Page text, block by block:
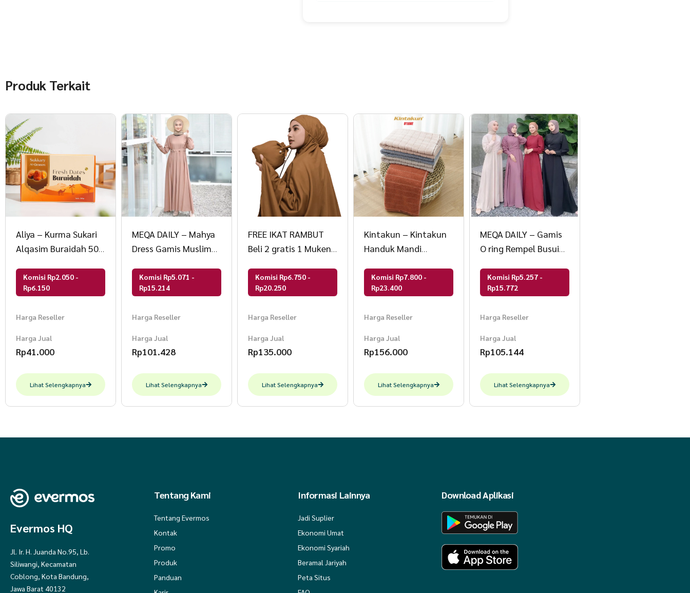
Produk Terkait
Aliya – Kurma Sukari
Alqasim Buraidah 500
Komisi Rp2.050 -
Rp6.150
Harga Reseller
Harga Jual
Rp41.000
Lihat Selengkapnya
MEQA DAILY – Mahya
Dress Gamis Muslim
Komisi Rp5.071 -
Rp15.214
Harga Reseller
Harga Jual
Rp101.428
Lihat Selengkapnya
FREE IKAT RAMBUT
Beli 2 gratis 1 Mukena
Mutiara
Komisi Rp6.750 -
Rp20.250
Harga Reseller
Harga Jual
Rp135.000
Lihat Selengkapnya
Kintakun – Kintakun
Handuk Mandi
Towel Tama DLUXE
Komisi Rp7.800 -
Rp23.400
Harga Reseller
Harga Jual
Rp156.000
Lihat Selengkapnya
MEQA DAILY – Gamis
O ring Rempel Busui
Komisi Rp5.257 -
Rp15.772
Harga Reseller
Harga Jual
Rp105.144
Lihat Selengkapnya
Evermos HQ
Jl. Ir. H. Juanda No.95, Lb.
Siliwangi, Kecamatan
Coblong, Kota Bandung,
Jawa Barat 40132
Tentang Kami
Tentang Evermos
Kontak
Promo
Produk
Panduan
Informasi Lainnya
Jadi Suplier
Ekonomi Umat
Ekonomi Syariah
Beramal Jariyah
Peta Situs
Download Aplikasi